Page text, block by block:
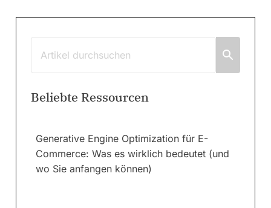
Beliebte Ressourcen
Generative Engine Optimization für E-
Commerce: Was es wirklich bedeutet (und
wo Sie anfangen können)